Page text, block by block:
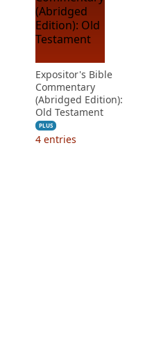
Expositor's Bible
Commentary
(Abridged Edition):
Old Testament
PLUS
4 entries